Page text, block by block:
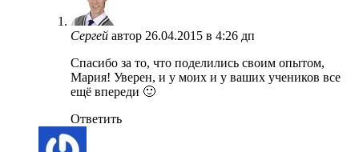
Сергей автор 26.04.2015 в 4:26 дп
Спасибо за то, что поделились своим опытом,
Мария! Уверен, и у моих и у ваших учеников все
ещё впереди 🙂
Ответить